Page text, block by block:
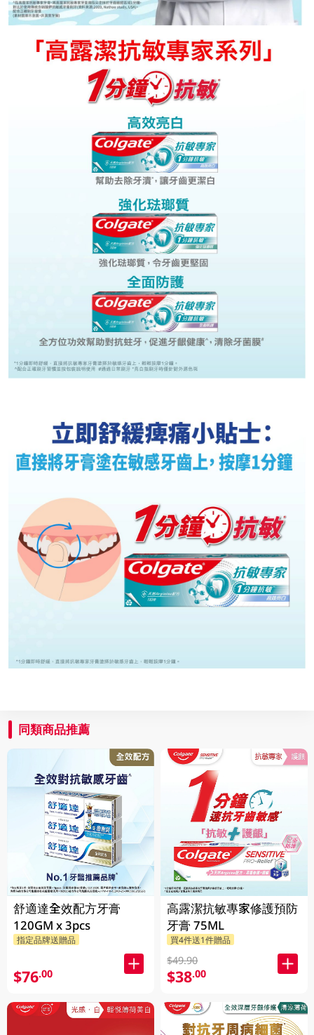
同類商品推薦
舒適達全效配方牙膏
120GM x 3pcs
指定品牌送贈品
$76.00
高露潔抗敏專家修護預防
牙膏 75ML
買4件送1件贈品
$49.90
$38.00